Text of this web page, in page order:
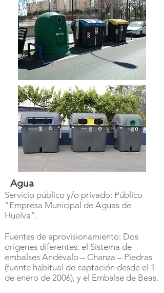
Agua
Servicio público y/o privado: Público
“Empresa Municipal de Aguas de
Huelva”.
Fuentes de aprovisionamiento: Dos
orígenes diferentes: el Sistema de
embalses Andévalo – Chanza – Piedras
(fuente habitual de captación desde el 1
de enero de 2006), y el Embalse de Beas.